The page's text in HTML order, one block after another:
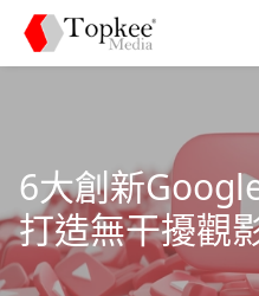
6大創新
打造無干擾觀